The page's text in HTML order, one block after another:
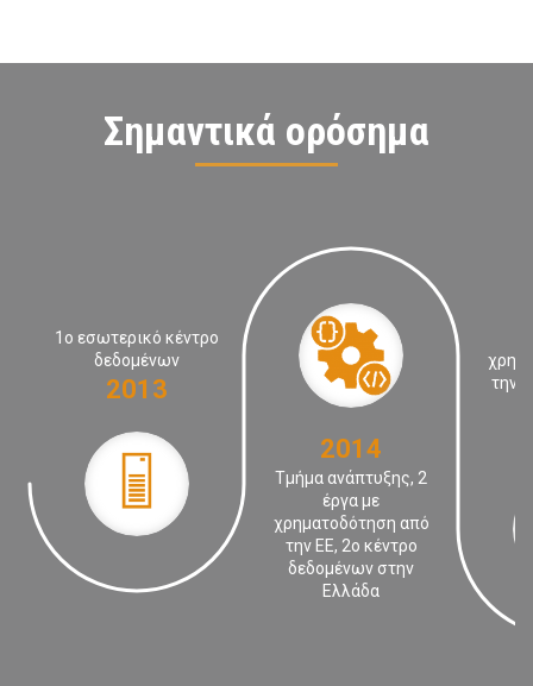
Σημαντικά ορόσημα
2013
1ο εσωτερικό κέντρο
δεδομένων
2014
Τμήμα ανάπτυξης, 2
έργα με
χρηματοδότηση από
την ΕΕ, 2ο κέντρο
δεδομένων στην
Ελλάδα
την